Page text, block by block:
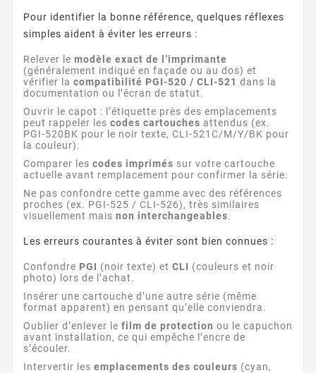
Pour identifier la bonne référence, quelques réflexes
simples aident à éviter les erreurs :
Relever le modèle exact de l’imprimante
(généralement indiqué en façade ou au dos) et
vérifier la compatibilité PGI-520 / CLI-521 dans la
documentation ou l’écran de statut.
Ouvrir le capot : l’étiquette près des emplacements
peut rappeler les codes cartouches attendus (ex.
PGI-520BK pour le noir texte, CLI-521C/M/Y/BK pour
la couleur).
Comparer les codes imprimés sur votre cartouche
actuelle avant remplacement pour confirmer la série.
Ne pas confondre cette gamme avec des références
proches (ex. PGI-525 / CLI-526), très similaires
visuellement mais non interchangeables.
Les erreurs courantes à éviter sont bien connues :
Confondre PGI (noir texte) et CLI (couleurs et noir
photo) lors de l’achat.
Insérer une cartouche d’une autre série (même
format apparent) en pensant qu’elle conviendra.
Oublier d’enlever le film de protection ou le capuchon
avant installation, ce qui empêche l’encre de
s’écouler.
Intervertir les emplacements des couleurs (cyan,